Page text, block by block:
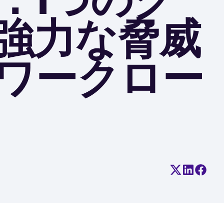
力な脅威
ークロー
Share on X
Share